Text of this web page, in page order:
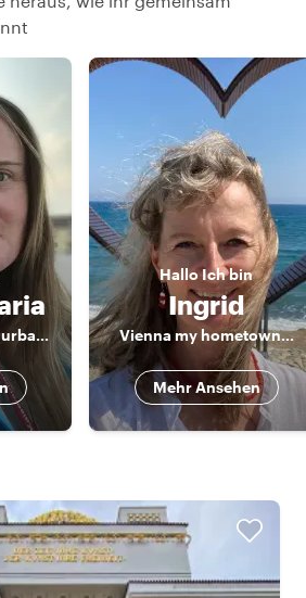
Archaeology meets urban history
HalloIch bin
Ingrid
Vienna my hometown...
Mehr Ansehen